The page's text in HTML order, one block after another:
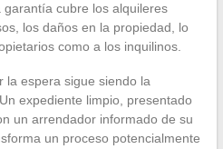
cubre los alquileres
los daños en la propiedad, lo
como a los inquilinos.
la espera sigue siendo la
expediente limpio, presentado
un arrendador informado de su
un proceso potencialmente